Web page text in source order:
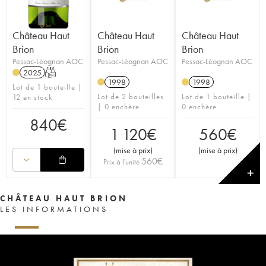
Château Haut
Brion
Pessac-Léognan AOC
2025 T
Lot de 1 bouteille |
12 en stock
840€
Château Haut
Brion
Pessac-Léognan AOC
1998
Lot de 2 bouteilles
| 0 enchère
1 120€
(mise à prix)
Prix à l'unité 560€
Château Haut
Brion
Pessac-Léognan AOC
1998
Lot de 1 bouteille |
0 enchère
560€
(mise à prix)
✕
CHÂTEAU HAUT BRION
LES INFORMATIONS